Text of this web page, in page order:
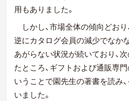
用もありました。
しかし、市場全体の傾向どお
逆にカタログ会員の減少でなか
あがらない状況が続いており、
たところ、ギフトおよび通販専
いうことで園先生の著書を読み
いました。